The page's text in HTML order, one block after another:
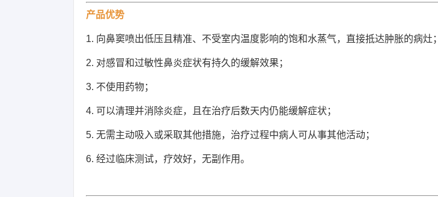
产品优势
1. 向鼻窦喷出低压且精准、不受室内温度影响的饱和水蒸气，直接抵达肿胀的病灶；
2. 对感冒和过敏性鼻炎症状有持久的缓解效果；
3. 不使用药物；
4. 可以清理并消除炎症，且在治疗后数天内仍能缓解症状；
5. 无需主动吸入或采取其他措施，治疗过程中病人可从事其他活动；
6. 经过临床测试，疗效好，无副作用。